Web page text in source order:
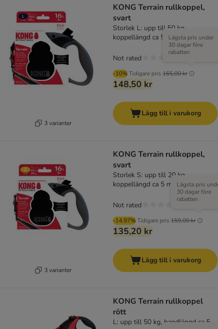
3 varianter
KONG Terrain rullkoppel,
svart
Storlek L: upp till 50 kg,
koppellängd ca 5 m
-10%Tidigare pris 165,00 kr
Lägsta pris under
30 dagar före
rabatten
148,50 kr
Not rated
Lägg till i varukorg
3 varianter
KONG Terrain rullkoppel,
svart
Storlek S: upp till 20 kg,
koppellängd ca 5 m
-14.97%Tidigare pris 159,00 kr
Lägsta pris
30 dagar före
rabatten
135,20 kr
Not rated
Lägg till i varukorg
KONG Terrain rullkoppel
rött
L: upp till 50 kg, bandlängd ca 5